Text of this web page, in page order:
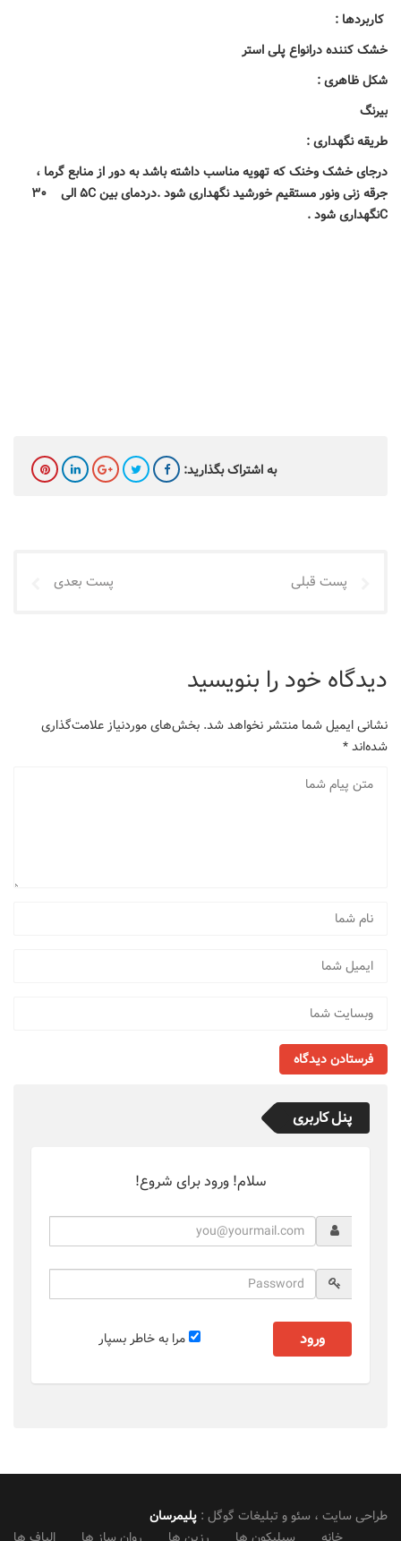
کاربردها :
خشک کننده درانواع پلی استر
شکل ظاهری :
بیرنگ
طریقه نگهداری :
درجای خشک وخنک که تهویه مناسب داشته باشد به دور از منابع گرما ،
جرقه زنی ونور مستقیم خورشید نگهداری شود.دردمای بین ۵C الی
۳۰
Cنگهداری شود.
به اشتراک بگذارید:
پست قبلی پست بعدی
دیدگاه خود را بنویسید
نشانی ایمیل شما منتشر نخواهد شد. بخش‌های موردنیاز علامت‌گذاری
شده‌اند*
پنل کاربری
سلام! ورود برای شروع!
مرا به خاطر بسپار ورود
طراحی سایت ، سئو و تبلیغات گوگل : پلیمرسان